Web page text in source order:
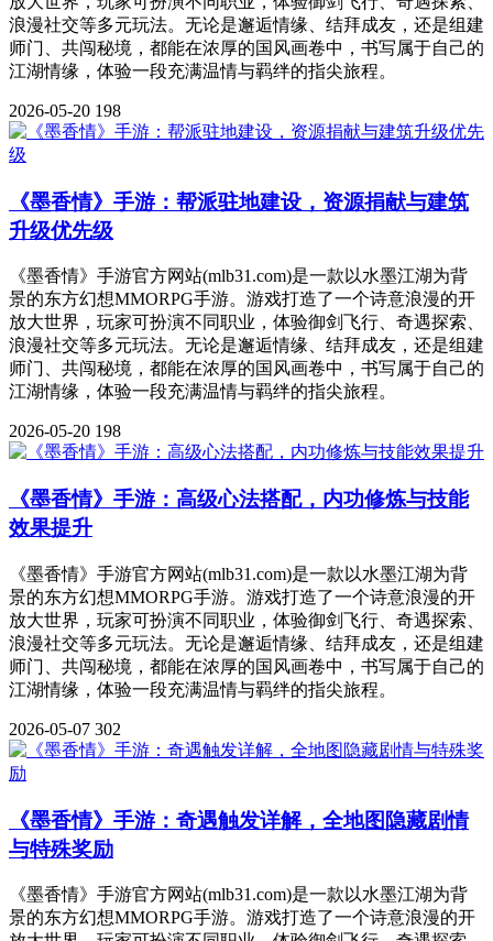
浪漫社交等多元玩法。无论是邂逅情缘、结拜成友，还是组建
师门、共闯秘境，都能在浓厚的国风画卷中，书写属于自己的
江湖情缘，体验一段充满温情与羁绊的指尖旅程。
2026-05-20 198
《墨香情》手游：帮派驻地建设，资源捐献与建筑
升级优先级
《墨香情》手游官方网站(mlb31.com)是一款以水墨江湖为背
景的东方幻想MMORPG手游。游戏打造了一个诗意浪漫的开
放大世界，玩家可扮演不同职业，体验御剑飞行、奇遇探索、
浪漫社交等多元玩法。无论是邂逅情缘、结拜成友，还是组建
师门、共闯秘境，都能在浓厚的国风画卷中，书写属于自己的
江湖情缘，体验一段充满温情与羁绊的指尖旅程。
2026-05-20 198
《墨香情》手游：高级心法搭配，内功修炼与技能
效果提升
《墨香情》手游官方网站(mlb31.com)是一款以水墨江湖为背
景的东方幻想MMORPG手游。游戏打造了一个诗意浪漫的开
放大世界，玩家可扮演不同职业，体验御剑飞行、奇遇探索、
浪漫社交等多元玩法。无论是邂逅情缘、结拜成友，还是组建
师门、共闯秘境，都能在浓厚的国风画卷中，书写属于自己的
江湖情缘，体验一段充满温情与羁绊的指尖旅程。
2026-05-07 302
《墨香情》手游：奇遇触发详解，全地图隐藏剧情
与特殊奖励
《墨香情》手游官方网站(mlb31.com)是一款以水墨江湖为背
景的东方幻想MMORPG手游。游戏打造了一个诗意浪漫的开